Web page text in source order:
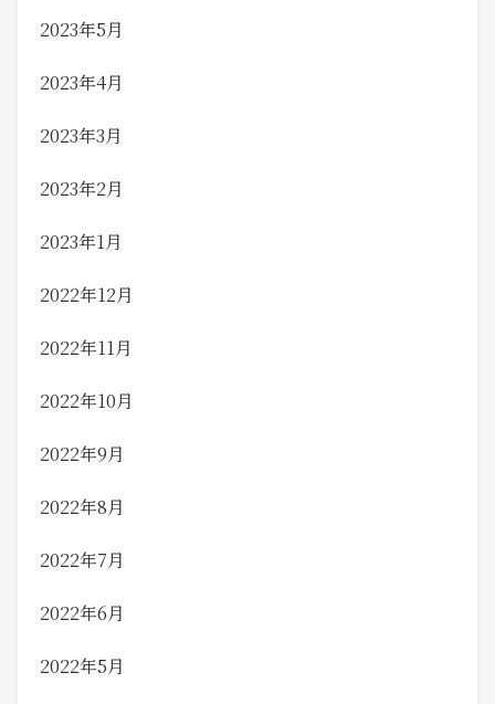
2023年5月
2023年4月
2023年3月
2023年2月
2023年1月
2022年12月
2022年11月
2022年10月
2022年9月
2022年8月
2022年7月
2022年6月
2022年5月